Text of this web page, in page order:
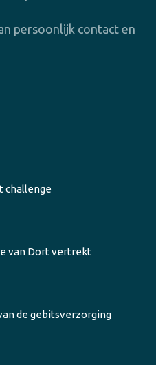
persoonlijk contact en
challenge
van Dort vertrekt
de gebitsverzorging